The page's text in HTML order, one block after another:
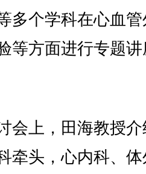
多个学科在心血
等方面进行专题
上，田海教授介
牵头，心内科、